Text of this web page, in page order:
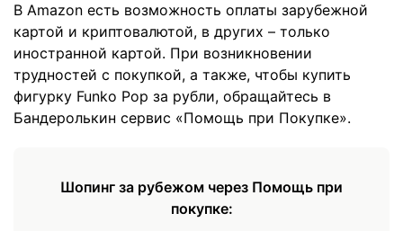
В Amazon есть возможность оплаты зарубежной
картой и криптовалютой, в других – только
иностранной картой. При возникновении
трудностей с покупкой, а также, чтобы купить
фигурку Funko Pop за рубли, обращайтесь в
Бандеролькин сервис «Помощь при Покупке».
Шопинг за рубежом через Помощь при
покупке: